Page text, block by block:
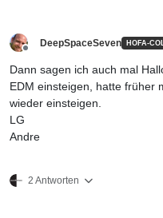
DeepSpaceSeven HOFA-
Dann sagen ich auch mal
EDM einsteigen, hatte früher
wieder einsteigen.
LG
Andre
2 Antworten